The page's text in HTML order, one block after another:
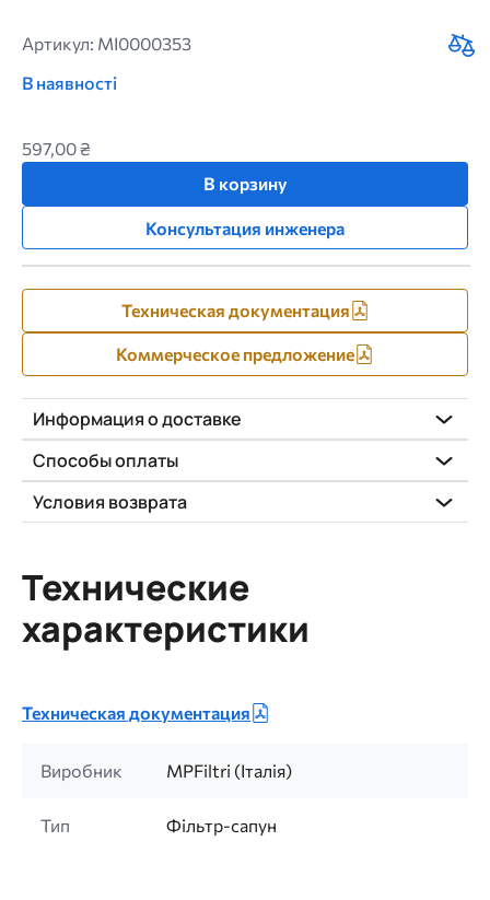
Артикул: MI0000353
В наявності
597,00 ₴
В корзину
Консультация инженера
Техническая документация
Коммерческое предложение
Информация о доставке
Способы оплаты
Условия возврата
Технические
характеристики
Техническая документация
Виробник MPFiltri (Італія)
Тип Фільтр-сапун